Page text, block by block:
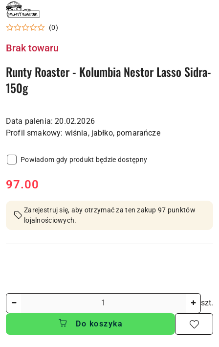
NAZWA
PRODUCENTA:
RUNTY
ROASTER
(0)
Brak towaru
Runty Roaster - Kolumbia Nestor Lasso Sidra-
150g
Data palenia: 20.02.2026
Profil smakowy: wiśnia, jabłko, pomarańcze
Powiadom gdy produkt będzie dostępny
cena:
97.00
Zarejestruj się, aby otrzymać za ten zakup 97 punktów
lojalnościowych.
szt.
Do koszyka